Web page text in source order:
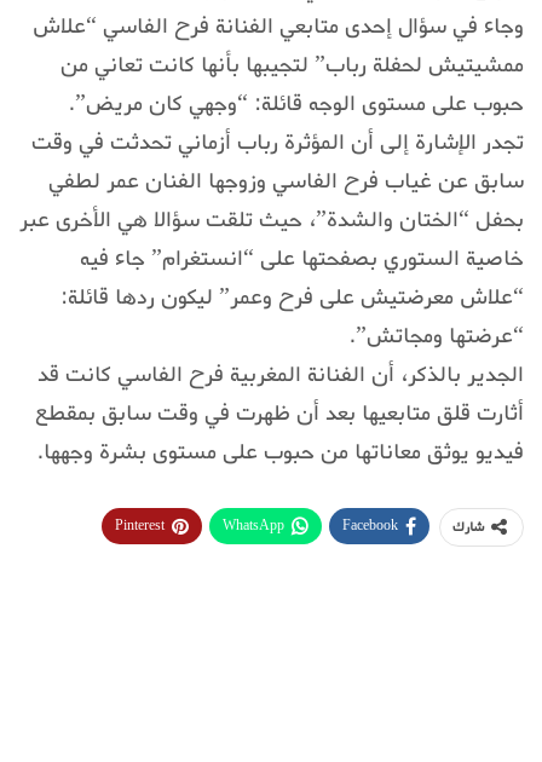
وجاء في سؤال إحدى متابعي الفنانة فرح الفاسي “علاش
ممشيتيش لحفلة رباب” لتجيبها بأنها كانت تعاني من
حبوب على مستوى الوجه قائلة: “وجهي كان مريض”.
تجدر الإشارة إلى أن المؤثرة رباب أزماني تحدثت في وقت
سابق عن غياب فرح الفاسي وزوجها الفنان عمر لطفي
بحفل “الختان والشدة”، حيث تلقت سؤالا هي الأخرى عبر
خاصية الستوري بصفحتها على “انستغرام” جاء فيه
“علاش معرضتيش على فرح وعمر” ليكون ردها قائلة:
“عرضتها ومجاتش”.
الجدير بالذكر، أن الفنانة المغربية فرح الفاسي كانت قد
أثارت قلق متابعيها بعد أن ظهرت في وقت سابق بمقطع
فيديو يوثق معاناتها من حبوب على مستوى بشرة وجهها.
شارك Facebook
WhatsApp
Pinterest